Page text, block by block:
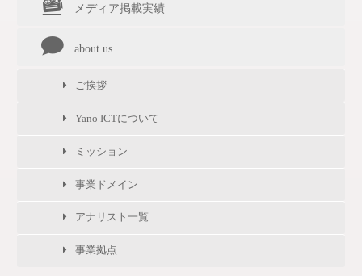
メディア掲載実績
about us
ご挨拶
Yano ICTについて
ミッション
事業ドメイン
アナリスト一覧
事業拠点